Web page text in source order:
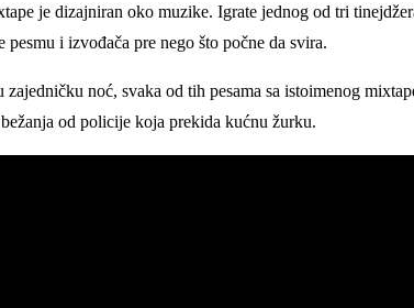
je dizajniran oko muzike. Igrate jednog od tri
i izvođača pre nego što počne da svira.
noć, svaka od tih pesama sa istoimenog
od policije koja prekida kućnu žurku.